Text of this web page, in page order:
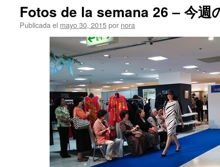
Fotos de la semana 26 – 今週
Publicada el mayo 30, 2015por nora